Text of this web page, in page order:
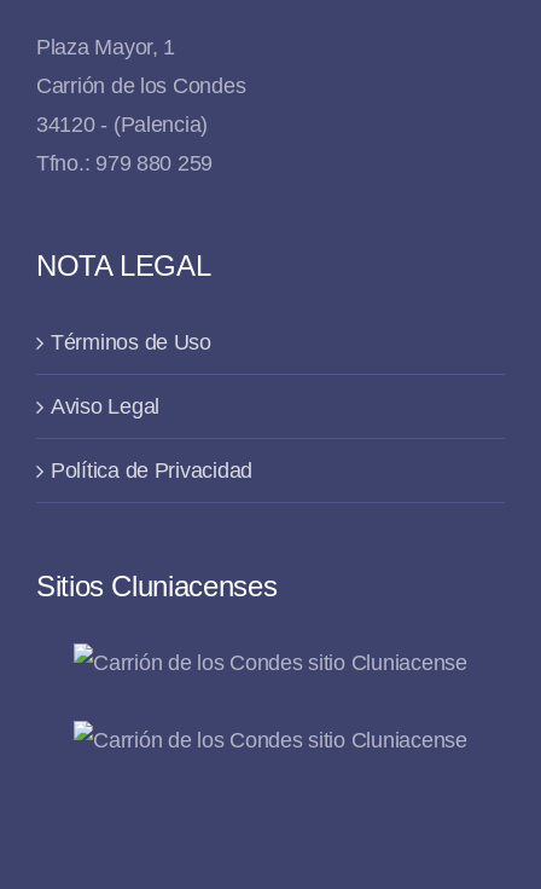
Plaza Mayor, 1
Carrión de los Condes
34120 - (Palencia)
Tfno.: 979 880 259
NOTA LEGAL
Términos de Uso
Aviso Legal
Política de Privacidad
Sitios Cluniacenses